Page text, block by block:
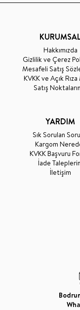
Hakkımızda
Gizlilik ve Çerez
Mesafeli Satış
KVKK ve Açık
Satış
YARDIM
Sık Sorulan
Kargom
KVKK Başvuru
İade
İletişim